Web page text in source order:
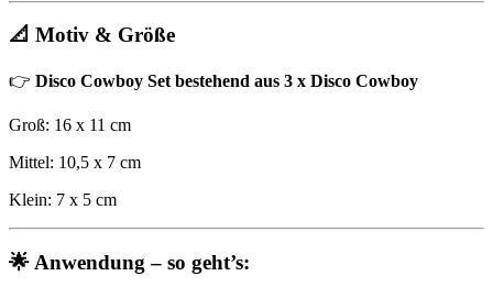
📐 Motiv & Größe
👉 Disco Cowboy Set bestehend aus 3 x Disco Cowboy
Groß: 16 x 11 cm
Mittel: 10,5 x 7 cm
Klein: 7 x 5 cm
🌟 Anwendung – so geht’s: